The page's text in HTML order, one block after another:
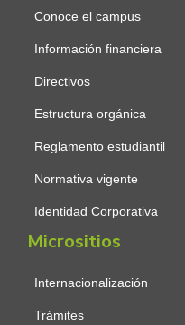
Conoce el campus
Información financiera
Directivos
Estructura orgánica
Reglamento estudiantil
Normativa vigente
Identidad Corporativa
Micrositios
Internacionalización
Trámites